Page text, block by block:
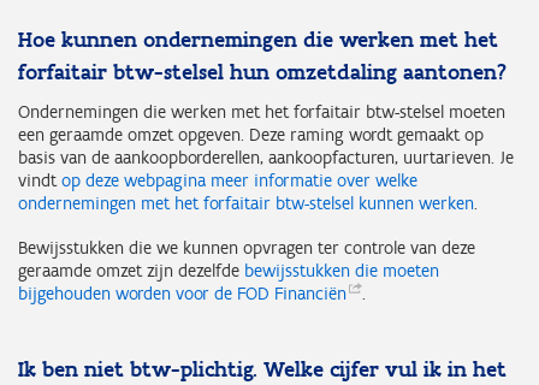
Hoe kunnen ondernemingen die werken met het
forfaitair btw-stelsel hun omzetdaling aantonen?
Ondernemingen die werken met het forfaitair btw-stelsel moeten
een geraamde omzet opgeven. Deze raming wordt gemaakt op
basis van de aankoopborderellen, aankoopfacturen, uurtarieven. Je
vindtop deze webpagina meer informatie over welke
ondernemingen met het forfaitair btw-stelsel kunnen werken.
Bewijsstukken die we kunnen opvragen ter controle van deze
geraamde omzet zijn dezelfde bewijsstukken die moeten
bijgehouden worden voor de FOD Financiën .
Ik ben niet btw-plichtig. Welke cijfer vul ik in het